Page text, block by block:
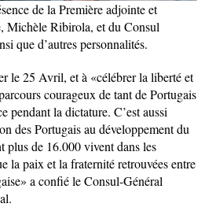
de la Première adjointe et
Michèle Ribirola, et du Consul
que d’autres personnalités.
le 25 Avril, et à «célébrer la liberté et
courageux de tant de Portugais
pendant la dictature. C’est aussi
des Portugais au développement du
plus de 16.000 vivent dans les
la paix et la fraternité retrouvées entre
a confié le Consul-Général